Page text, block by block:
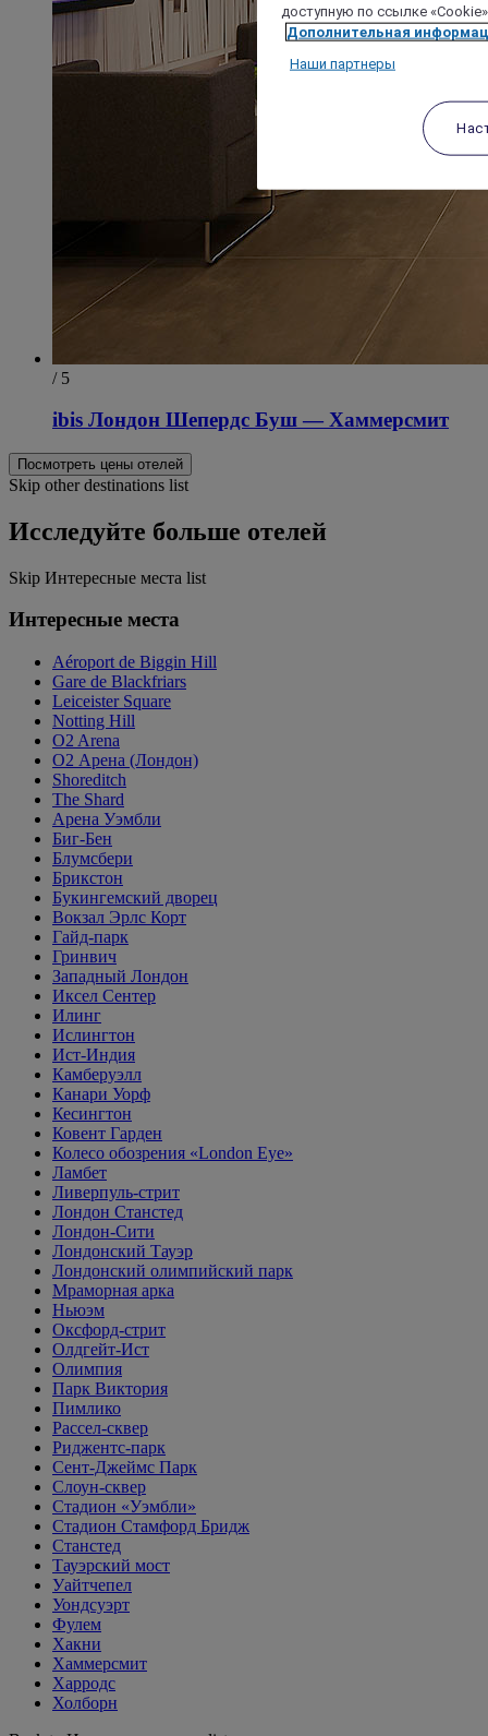
/ 5
ibis Лондон Шепердс Буш — Хаммерсмит
Посмотреть цены отелей
Skip other destinations list
Исследуйте больше отелей
Skip Интересные места list
Интересные места
Aéroport de Biggin Hill
Gare de Blackfriars
Leiceister Square
Notting Hill
O2 Arena
O2 Арена (Лондон)
Shoreditch
The Shard
Арена Уэмбли
Биг-Бен
Блумсбери
Брикстон
Букингемский дворец
Вокзал Эрлс Корт
Гайд-парк
Гринвич
Западный Лондон
Иксел Сентер
Илинг
Ислингтон
Ист-Индия
Камберуэлл
Канари Уорф
Кесингтон
Ковент Гарден
Колесо обозрения «London Eye»
Ламбет
Ливерпуль-стрит
Лондон Станстед
Лондон-Сити
Лондонский Тауэр
Лондонский олимпийский парк
Мраморная арка
Ньюэм
Оксфорд-стрит
Олдгейт-Ист
Олимпия
Парк Виктория
Пимлико
Рассел-сквер
Риджентс-парк
Сент-Джеймс Парк
Слоун-сквер
Стадион «Уэмбли»
Стадион Стамфорд Бридж
Станстед
Тауэрский мост
Уайтчепел
Уондсуэрт
Фулем
Хакни
Хаммерсмит
Харродс
Холборн
доступную по ссылке
Дополнительная
Наши партнеры